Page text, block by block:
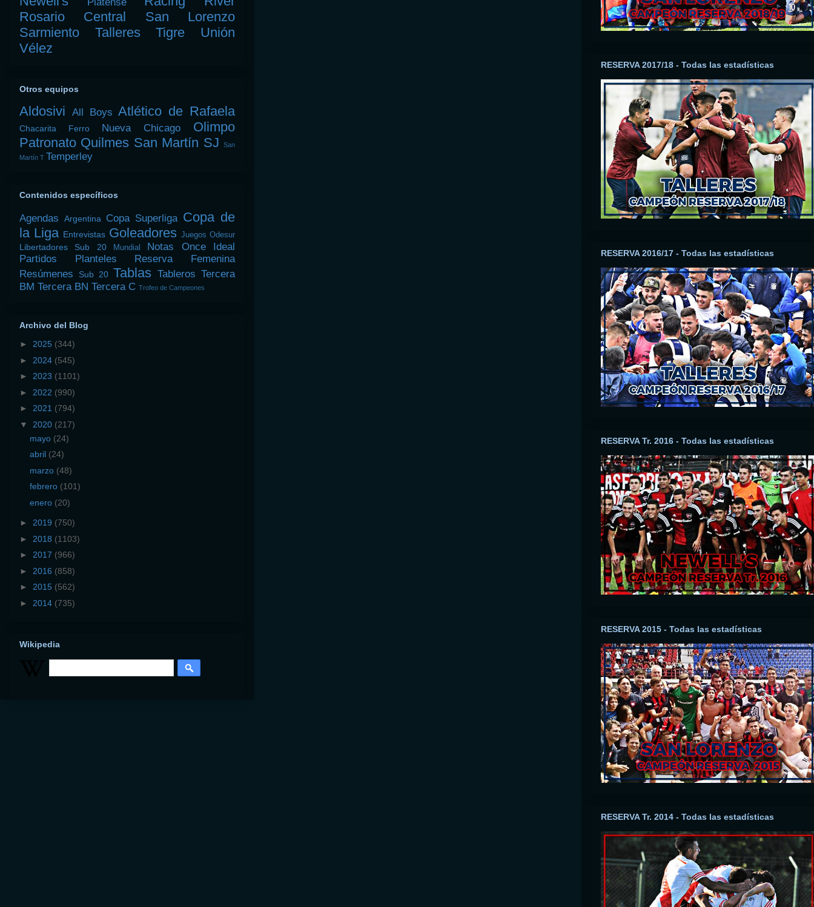
Rosario Central
San Lorenzo
Sarmiento
Talleres Tigre
Unión
Vélez
Otros equipos
Aldosivi All Boys Atlético de Rafaela
Chacarita Ferro Nueva Chicago
Olimpo
Patronato Quilmes San Martín SJ
San
Martín T Temperley
Contenidos específicos
Agendas Argentina Copa Superliga Copa de
la Liga Entrevistas Goleadores Juegos Odesur
Libertadores Sub 20 Mundial Notas
Once Ideal
Partidos
Planteles
Reserva Femenina
Resúmenes
Sub 20 Tablas Tableros Tercera
BM Tercera BN Tercera C Trofeo de Campeones
Archivo del Blog
► 2025 (344)
► 2024 (545)
► 2023 (1101)
► 2022 (990)
► 2021 (794)
▼ 2020 (217)
mayo (24)
abril (24)
marzo (48)
febrero (101)
enero (20)
► 2019 (750)
► 2018 (1103)
► 2017 (966)
► 2016 (858)
► 2015 (562)
► 2014 (735)
Wikipedia
RESERVA 2017/18 - Todas las estadísticas
RESERVA 2016/17 - Todas las estadísticas
RESERVA Tr. 2016 - Todas las estadísticas
RESERVA 2015 - Todas las estadísticas
RESERVA Tr. 2014 - Todas las estadísticas